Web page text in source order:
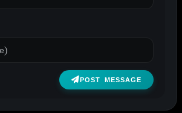
POST MESSAGE